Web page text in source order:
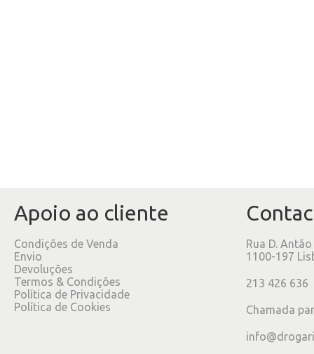
Apoio ao cliente
Condições de Venda
Envio
Devoluções
Termos & Condições
Política de Privacidade
Política de Cookies
Rua D.
1100-197
213 426 636
Chamada